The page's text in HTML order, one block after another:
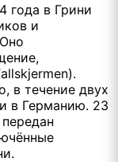
года в Грини
и
в течение двух
в Германию. 23